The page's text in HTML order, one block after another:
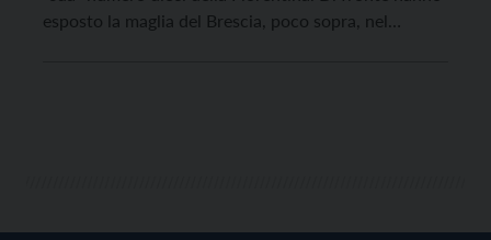
esposto la maglia del Brescia, poco sopra, nel